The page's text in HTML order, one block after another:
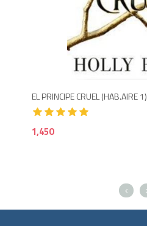
EL PRINCIPE CRUEL (HAB.AIRE 1)
1,450